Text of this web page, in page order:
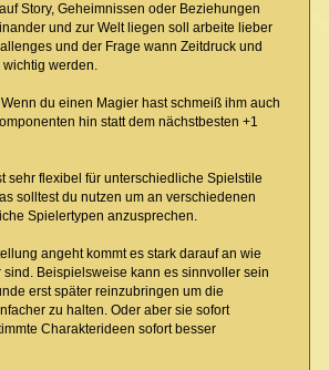
Story, Geheimnissen oder Beziehungen
und zur Welt liegen soll arbeite lieber
und der Frage wann Zeitdruck und
werden.
du einen Magier hast schmeiß ihm auch
hin statt dem nächstbesten +1
sehr flexibel für unterschiedliche Spielstile
solltest du nutzen um an verschiedenen
Spielertypen anzusprechen.
angeht kommt es stark darauf an wie
Beispielsweise kann es sinnvoller sein
erst später reinzubringen um die
zu halten. Oder aber sie sofort
Charakterideen sofort besser